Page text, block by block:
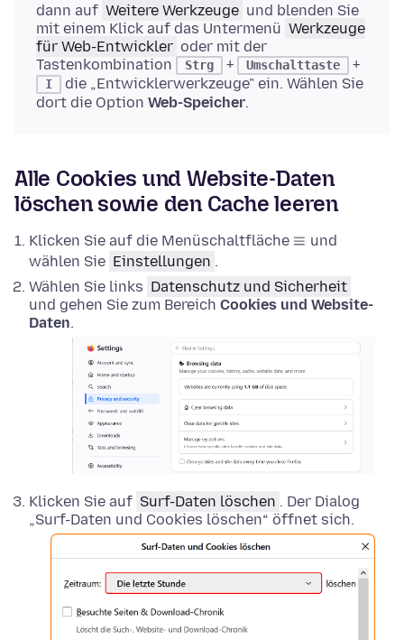
dann auf Weitere Werkzeuge und blenden Sie
mit einem Klick auf das Untermenü Werkzeuge
für Web-Entwickler oder mit der
Tastenkombination
Strg + Umschalttaste +
I
die „Entwicklerwerkzeuge" ein. Wählen Sie
dort die Option Web-Speicher.
Alle Cookies und Website-Daten
löschen sowie den Cache leeren
Klicken Sie auf die Menüschaltfläche
und
wählen Sie Einstellungen .
Wählen Sie links Datenschutz und Sicherheit
und gehen Sie zum Bereich Cookies und Website-
Daten.
Klicken Sie auf Surf-Daten löschen . Der Dialog
„Surf-Daten und Cookies löschen“ öffnet sich.